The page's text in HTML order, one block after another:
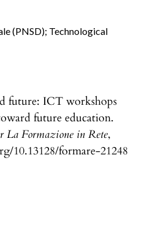
(PNSD); Technological
future: ICT workshops
future education.
La Formazione in Rete,
10.13128/formare-21248